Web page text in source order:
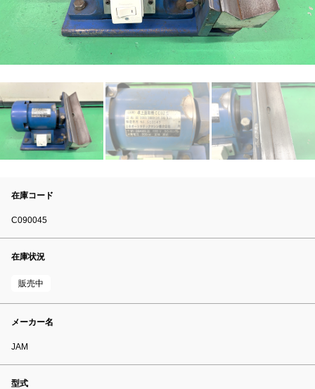
在庫コード
C090045
在庫状況
販売中
メーカー名
JAM
型式